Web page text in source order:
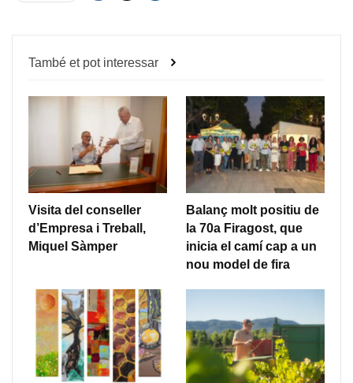
També et pot interessar
Visita del conseller
d’Empresa i Treball,
Miquel Sàmper
Balanç molt positiu de
la 70a Firagost, que
inicia el camí cap a un
nou model de fira